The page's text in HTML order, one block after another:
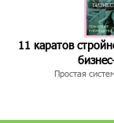
11 каратов
Простая